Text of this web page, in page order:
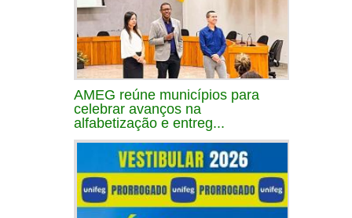
AMEG reúne municípios para
celebrar avanços na
alfabetização e entreg...